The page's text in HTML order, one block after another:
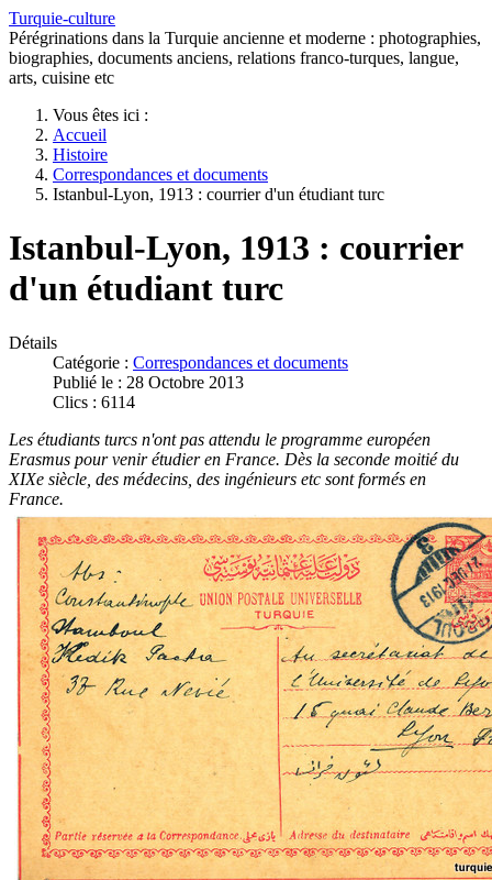
Turquie-culture
Pérégrinations dans la Turquie ancienne et moderne : photographies,
biographies, documents anciens, relations franco-turques, langue,
arts, cuisine etc
Vous êtes ici :
Accueil
Histoire
Correspondances et documents
Istanbul-Lyon, 1913 : courrier d'un étudiant turc
Istanbul-Lyon, 1913 : courrier
d'un étudiant turc
Détails
Catégorie : Correspondances et documents
Publié le : 28 Octobre 2013
Clics : 6114
Les étudiants turcs n'ont pas attendu le programme européen
Erasmus pour venir étudier en France. Dès la seconde moitié du
XIXe siècle, des médecins, des ingénieurs etc sont formés en
France.